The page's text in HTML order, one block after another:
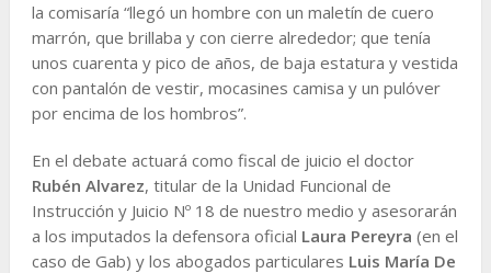
la comisaría “llegó un hombre con un maletín de cuero
marrón, que brillaba y con cierre alrededor; que tenía
unos cuarenta y pico de años, de baja estatura y vestida
con pantalón de vestir, mocasines camisa y un pulóver
por encima de los hombros”.
En el debate actuará como fiscal de juicio el doctor
Rubén Alvarez, titular de la Unidad Funcional de
Instrucción y Juicio Nº 18 de nuestro medio y asesorarán
a los imputados la defensora oficial Laura Pereyra (en el
caso de Gab) y los abogados particulares Luis María De